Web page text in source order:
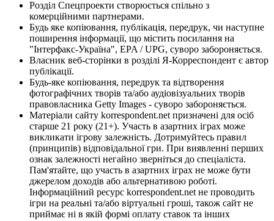
Розділ Спецпроекти створюється спільно з
комерційними партнерами.
Будь яке копіювання, публікація, передрук, чи наступне
поширення інформації, що містить посилання на
"Інтерфакс-Україна", EPA / UPG, суворо забороняється.
Власник веб-сторінки в розділі Я-Корреспондент є автор
публікації.
Будь-яке копіювання, передрук та відтворення
фотографічних творів та/або аудіовізуальних творів
правовласника Getty Images - суворо забороняється.
Матеріали сайту korrespondent.net призначені для осіб
старше 21 року (21+). Участь в азартних іграх може
викликати ігрову залежність. Дотримуйтесь правил
(принципів) відповідальної гри. При виявленні перших
ознак залежності негайно зверніться до спеціаліста.
Пам'ятайте, що участь в азартних іграх не може бути
джерелом доходів або альтернативою роботі.
Інформаційний ресурс korrespondent.net не проводить
ігри на реальні та/або віртуальні гроші, також сайт не
приймає ні в якій формі оплату ставок та інших